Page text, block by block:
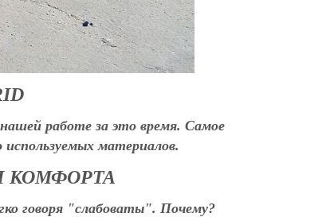
работе за это время. Самое
материалов.
КОМФОРТА
говоря "слабоваты". Почему?